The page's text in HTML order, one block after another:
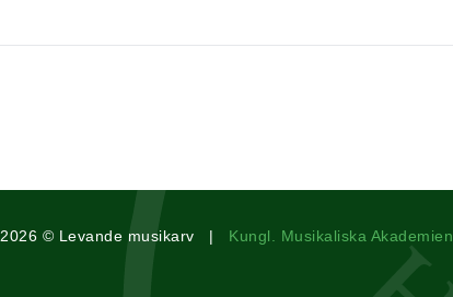
2026 © Levande musikarv | Kungl. Musikaliska Akademien